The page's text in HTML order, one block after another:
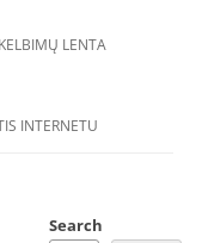
LENTA
INTERNETU
Search